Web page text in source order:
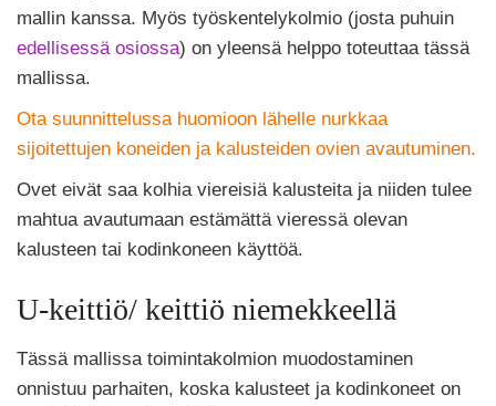
mallin kanssa. Myös työskentelykolmio (josta puhuin
edellisessä osiossa) on yleensä helppo toteuttaa tässä
mallissa.
Ota suunnittelussa huomioon lähelle nurkkaa
sijoitettujen koneiden ja kalusteiden ovien avautuminen.
Ovet eivät saa kolhia viereisiä kalusteita ja niiden tulee
mahtua avautumaan estämättä vieressä olevan
kalusteen tai kodinkoneen käyttöä.
U-keittiö/ keittiö niemekkeellä
Tässä mallissa toimintakolmion muodostaminen
onnistuu parhaiten, koska kalusteet ja kodinkoneet on